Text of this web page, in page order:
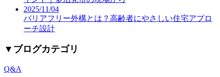
2025/11/04
バリアフリー外構とは？高齢者にやさしい住宅アプロ
ーチ設計
▼ ブログカテゴリ
Q&A